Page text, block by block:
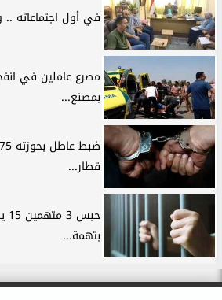
في أول اجتماعاته
مصرع عاملين في
بمصنع...
قطار...
بتهمة...